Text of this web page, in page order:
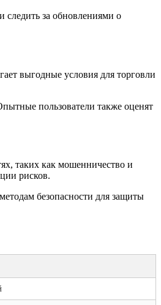
следить за обновлениями о
выгодные условия для торговли
пользователи также оценят
таких как мошенничество и
рисков.
безопасности для защиты